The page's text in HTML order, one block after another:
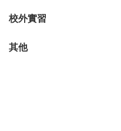
校外實習
其他